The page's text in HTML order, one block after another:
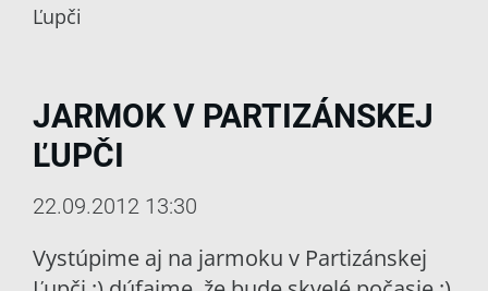
Ľupči
JARMOK V PARTIZÁNSKEJ
ĽUPČI
22.09.2012 13:30
Vystúpime aj na jarmoku v Partizánskej